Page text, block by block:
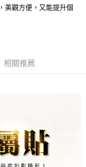
每月結算日後寄送繳費提
簡稱本公司）所提供，讓
轉至「AFTEE先享後付」
交易完成。
您需要取消訂單，請聯絡
support/home
先享後付」服務完成之交
交易相關給付款項請求債
美觀方便，又能提升個
相關推薦